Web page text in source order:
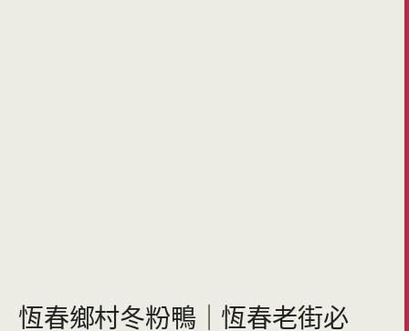
恆春鄉村冬粉鴨｜恆春老街必